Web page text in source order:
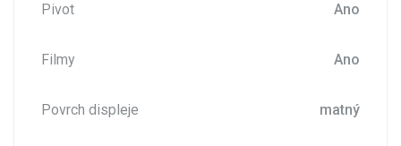
Pivot Ano
Filmy Ano
Povrch displeje matný